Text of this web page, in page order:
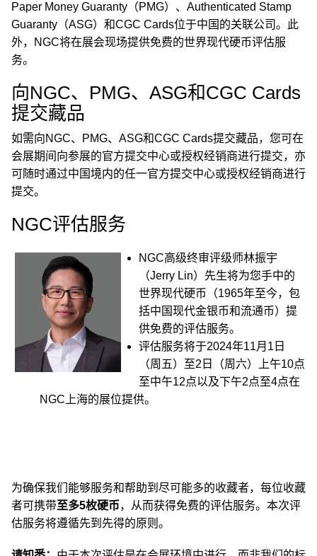
Paper Money Guaranty（PMG）、Authenticated Stamp
Guaranty（ASG）和CGC Cards位于中国的关联公司。此
外，NGC将在展会现场提供免费的世界现代硬币评估服
务。
向NGC、PMG、ASG和CGC Cards
提交藏品
如需向NGC、PMG、ASG和CGC Cards提交藏品，您可在
会展期间向参展的官方提交中心或授权经销商进行提交，亦
可随时通过中国境内的任一官方提交中心或授权经销商进行
提交。
NGC评估服务
NGC高级终审评级师林振宇
（Jerry Lin）先生将为您手中的
世界现代硬币（1965年至今，包
括中国现代金银币和流通币）提
供免费的评估服务。
评估服务将于2024年11月1日
（周五）至2日（周六）上午10点
至中午12点以及下午2点至4点在
NGC上海的展位提供。
为确保我们能够服务和帮助到尽可能多的收藏者，每位收藏
者可携带至多5枚硬币，从而获得免费的评估服务。本次评
估服务将遵循先到先得的原则。